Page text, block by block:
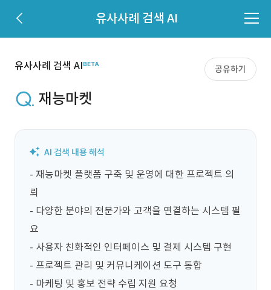
유사사례 검색 AI
유사사례 검색 AI 공유하기
재능마켓
- 재능마켓 플랫폼 구축 및 운영에 대한 프로젝트 의
뢰
- 다양한 분야의 전문가와 고객을 연결하는 시스템 필
요
- 사용자 친화적인 인터페이스 및 결제 시스템 구현
- 프로젝트 관리 및 커뮤니케이션 도구 통합
- 마케팅 및 홍보 전략 수립 지원 요청